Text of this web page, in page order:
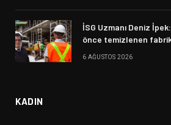
İSG Uzmanı Deniz
önce temizlenen
6 AĞUSTOS 2026
KADIN